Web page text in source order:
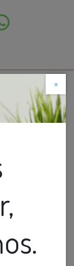
×
Descuento web
BLANCO